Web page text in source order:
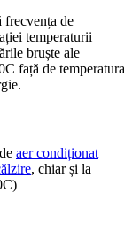
frecvența de
temperaturii
bruște ale
față de temperatura
aer condiționat
, chiar și la